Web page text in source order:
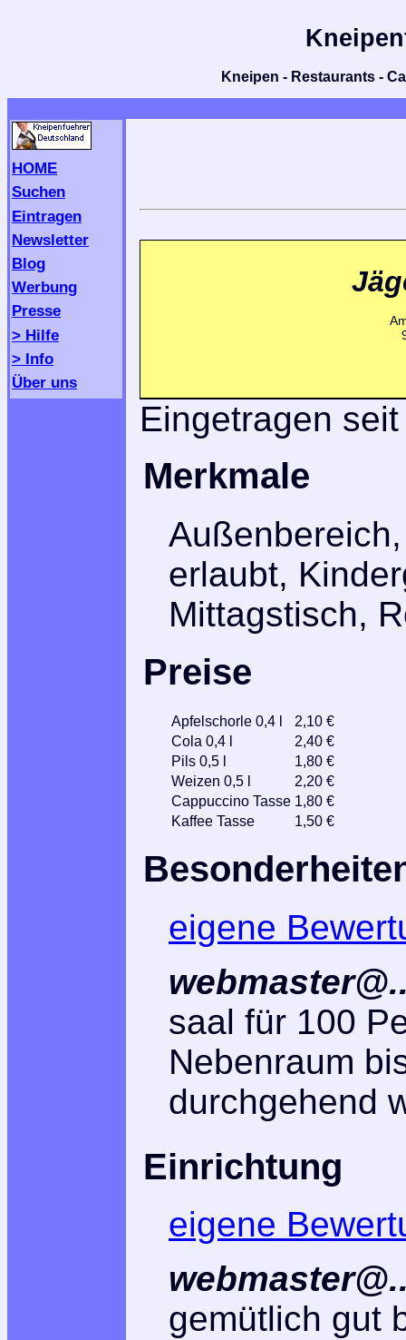
Kneipen - Restaurants -
HOME
Suchen
Eintragen
Newsletter
Blog
Werbung
Presse
> Hilfe
> Info
Über uns
Eingetragen
Merkmale
erlaubt,
Mittagstisch,
Preise
Apfelschorle 0,4 l
2,10 €
Cola 0,4 l
2,40 €
Pils 0,5 l
1,80 €
Weizen 0,5 l
2,20 €
Cappuccino Tasse 1,80 €
Kaffee Tasse
1,50 €
eigene
saal für 100
Nebenraum
durchgehend
Einrichtung
eigene
gemütlich gut